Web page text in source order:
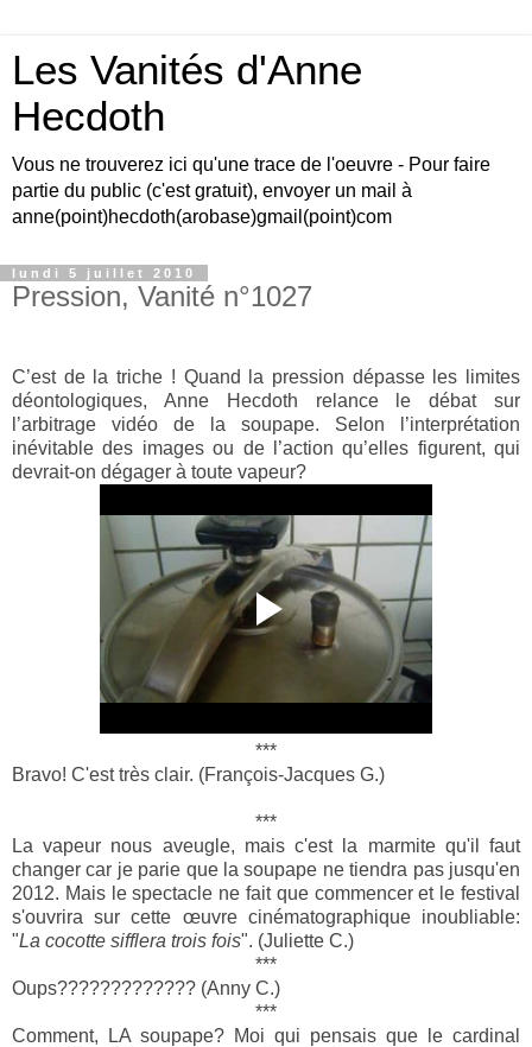
Les Vanités d'Anne
Hecdoth
Vous ne trouverez ici qu'une trace de l'oeuvre - Pour faire
partie du public (c'est gratuit), envoyer un mail à
anne(point)hecdoth(arobase)gmail(point)com
lundi 5 juillet 2010
Pression, Vanité n°1027
C’est de la triche ! Quand la pression dépasse les limites
déontologiques, Anne Hecdoth relance le débat sur
l’arbitrage vidéo de la soupape. Selon l’interprétation
inévitable des images ou de l’action qu’elles figurent, qui
devrait-on dégager à toute vapeur?
***
Bravo! C'est très clair. (François-Jacques G.)
***
La vapeur nous aveugle, mais c'est la marmite qu'il faut
changer car je parie que la soupape ne tiendra pas jusqu'en
2012. Mais le spectacle ne fait que commencer et le festival
s'ouvrira sur cette œuvre cinématographique inoubliable:
"La cocotte sifflera trois fois". (Juliette C.)
***
Oups????????????? (Anny C.)
***
Comment, LA soupape? Moi qui pensais que le cardinal